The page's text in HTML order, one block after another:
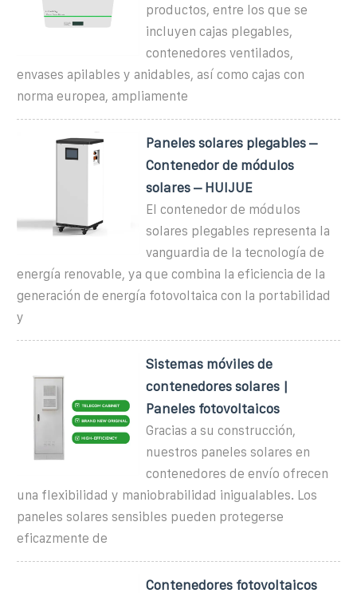
productos, entre los que se
incluyen cajas plegables,
contenedores ventilados,
envases apilables y anidables, así como cajas con
norma europea, ampliamente
Paneles solares plegables –
Contenedor de módulos
solares – HUIJUE
El contenedor de módulos
solares plegables representa la
vanguardia de la tecnología de
energía renovable, ya que combina la eficiencia de la
generación de energía fotovoltaica con la portabilidad
y
Sistemas móviles de
contenedores solares |
Paneles fotovoltaicos
Gracias a su construcción,
nuestros paneles solares en
contenedores de envío ofrecen
una flexibilidad y maniobrabilidad inigualables. Los
paneles solares sensibles pueden protegerse
eficazmente de
Contenedores fotovoltaicos